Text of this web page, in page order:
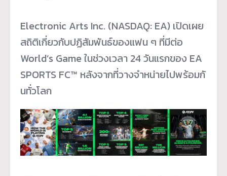
Electronic Arts Inc. (NASDAQ: EA) เปิดเผย
สถิติเกี่ยวกับปฏิสัมพันธ์ของแฟน ๆ ที่มีต่อ
World’s Game ในช่วงเวลา 24 วันแรกของ EA
SPORTS FC™ หลังจากที่วางจำหน่ายไปพร้อมกั
นทั่วโลก